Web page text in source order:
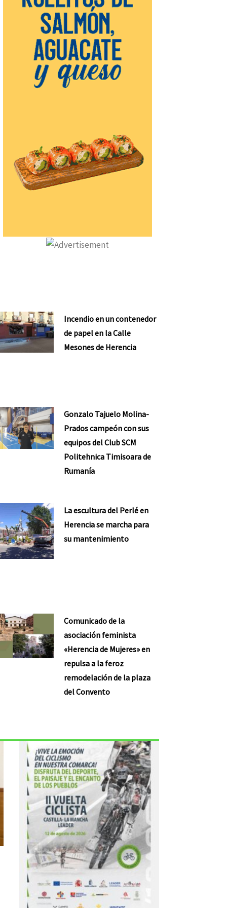
Incendio en un contenedor
de papel en la Calle
Mesones de Herencia
Gonzalo Tajuelo Molina-
Prados campeón con sus
equipos del Club SCM
Politehnica Timisoara de
Rumanía
La escultura del Perlé en
Herencia se marcha para
su mantenimiento
Comunicado de la
asociación feminista
«Herencia de Mujeres» en
repulsa a la feroz
remodelación de la plaza
del Convento